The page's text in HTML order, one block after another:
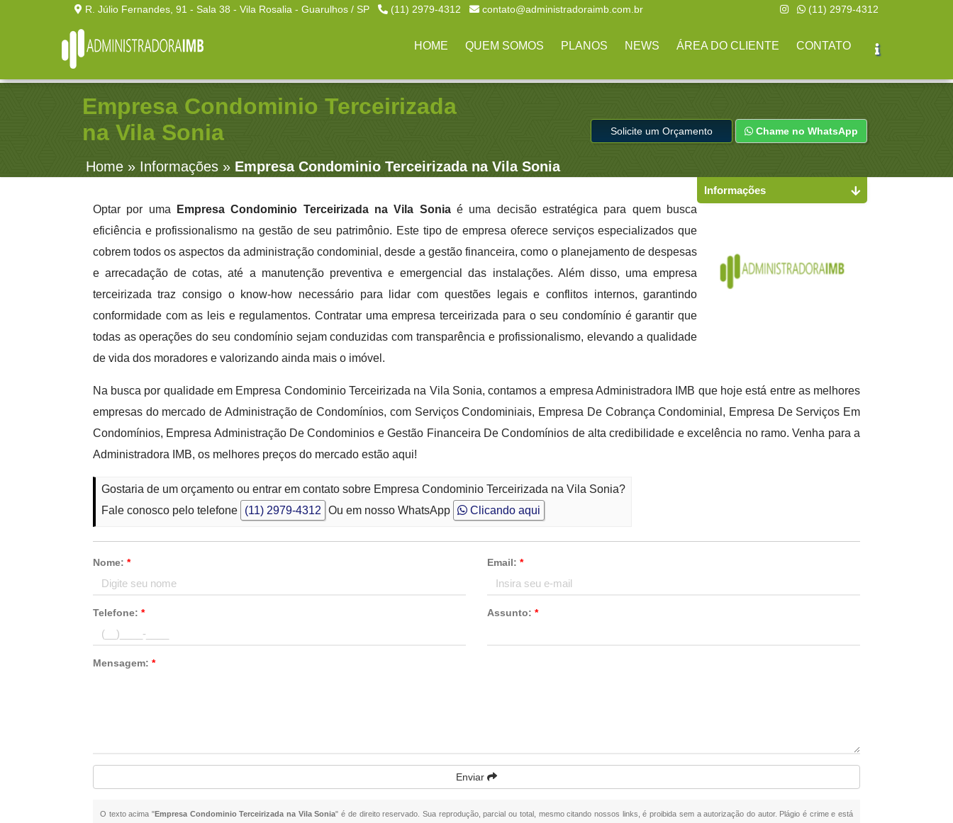
R. Júlio Fernandes, 91 - Sala 38 - Vila Rosalia - Guarulhos / SP (11) 2979-4312 contato@administradoraimb.com.br (11) 2979-4312
HOME QUEM SOMOS PLANOS NEWS ÁREA DO CLIENTE CONTATO
Empresa Condominio Terceirizada
na Vila Sonia
Home» Informações » Empresa Condominio Terceirizada na Vila Sonia
Solicite um Orçamento Chame no WhatsApp
Optar por uma Empresa Condominio Terceirizada na Vila Soniaé uma decisão estratégica para quem busca
eficiência e profissionalismo na gestão de seu patrimônio. Este tipo de empresa oferece serviços especializados que
cobrem todos os aspectos da administração condominial, desde a gestão financeira, como o planejamento de despesas
e arrecadação de cotas, até a manutenção preventiva e emergencial das instalações. Além disso, uma empresa
terceirizada traz consigo o know-how necessário para lidar com questões legais e conflitos internos, garantindo
conformidade com as leis e regulamentos. Contratar uma empresa terceirizada para o seu condomínio é garantir que
todas as operações do seu condomínio sejam conduzidas com transparência e profissionalismo, elevando a qualidade
de vida dos moradores e valorizando ainda mais o imóvel.
Na busca por qualidade em Empresa Condominio Terceirizada na Vila Sonia, contamos a empresa Administradora IMB que hoje está entre as melhores
empresas do mercado de Administração de Condomínios, com Serviços Condominiais, Empresa De Cobrança Condominial, Empresa De Serviços Em
Condomínios, Empresa Administração De Condominios e Gestão Financeira De Condomínios de alta credibilidade e excelência no ramo. Venha para a
Administradora IMB, os melhores preços do mercado estão aqui!
Gostaria de um orçamento ou entrar em contato sobre Empresa Condominio Terceirizada na Vila Sonia?
Fale conosco pelo telefone
(11) 2979-4312 Ou em nosso WhatsApp Clicando aqui
Nome: * Email: *
Telefone: * Assunto: *
Mensagem: *
Enviar
O texto acima "Empresa Condominio Terceirizada na Vila Sonia" é de direito reservado. Sua reprodução, parcial ou total, mesmo citando nossos links, é proibida sem a autorização do autor. Plágio é crime e está
Informações